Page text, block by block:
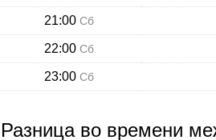
21:00 Сб
22:00 Сб
23:00 Сб
Разница во времени